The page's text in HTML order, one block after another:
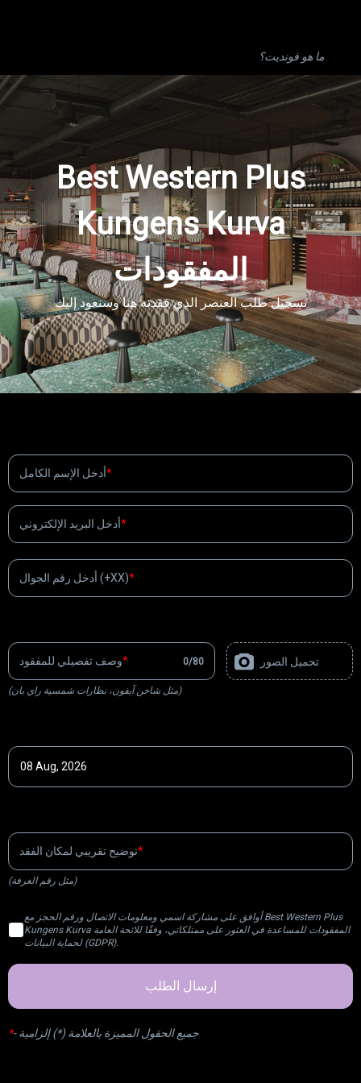
ما هو فونديت؟
Best Western Plus
Kungens Kurva
المفقودات
تسجيل طلب العنصر الذي فقدته هنا وسنعود إليك
أدخل الإسم الكامل
أدخل البريد الإلكتروني
أدخل رقم الجوال (+XX)
وصف تفصيلي للمفقود 0/80 تحميل الصور
(مثل شاحن آيفون، نظارات شمسية راي بان)
توضيح تقريبي لمكان الفقد
(مثل رقم الغرفة)
أوافق على مشاركة اسمي ومعلومات الاتصال ورقم الحجز مع Best Western Plus
Kungens Kurva المفقودات للمساعدة في العثور على ممتلكاتي، وفقًا للائحة العامة
لحماية البيانات (GDPR).
إرسال الطلب
*-جميع الحقول المميزة بالعلامة (*) إلزامية